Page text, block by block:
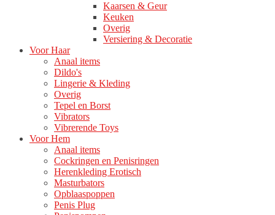
Kaarsen & Geur
Keuken
Overig
Versiering & Decoratie
Voor Haar
Anaal items
Dildo's
Lingerie & Kleding
Overig
Tepel en Borst
Vibrators
Vibrerende Toys
Voor Hem
Anaal items
Cockringen en Penisringen
Herenkleding Erotisch
Masturbators
Opblaaspoppen
Penis Plug